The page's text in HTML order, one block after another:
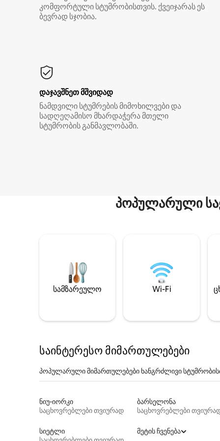
კომფორტული სტუმრობისთვის. ქვეიჯარას ეს
ბევრად სჯობია.
დაჯავშნეთ მშვიდად
ნამდვილი სტუმრების მიმოხილვები და
სადღეღამისო მხარდაჭერა მთელი
სტუმრობის განმავლობაში.
პოპულარული
სამზარეულო Wi-Fi
საინტერესო მიმართულებები
პოპულარული მიმართულებები ხანგრძლივი
ნიუ-იორკი
საცხოვრებლები თვიურად
ბარსელონა
საცხოვრებლები
სიეტლი
მეტის ჩვენება